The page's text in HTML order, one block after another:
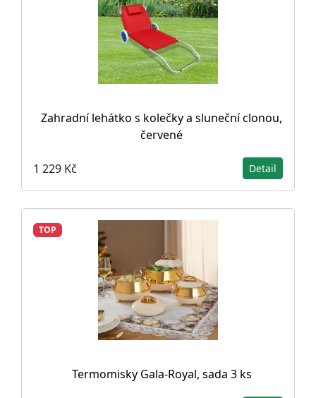
Zahradní lehátko s kolečky a sluneční clonou,
červené
1 229 Kč Detail
TOP
Termomisky Gala-Royal, sada 3 ks